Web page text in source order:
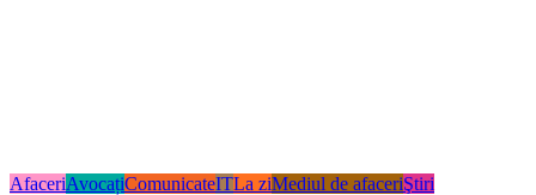
AfaceriAvocațiComunicateITLa ziMediul de afaceriŞtiri